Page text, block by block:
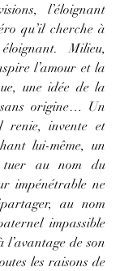
l’éloignant
qu’il cherche à
Milieu,
l’amour et la
une idée de la
origine… Un
renie, invente et
lui-même, un
au nom du
impénétrable ne
au nom
impassible
l’avantage de son
les raisons de